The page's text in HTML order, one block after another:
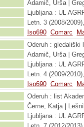
Adamič, Urša |
Ljubljana : UL
Letn. 3 (2008/
Iso690 Comarc
Oderuh : gledališki
Adamič, Urša |
Ljubljana : UL
Letn. 4 (2009/
Iso690 Comarc
Oderuh : list
Černe, Katja |
Ljubljana : UL